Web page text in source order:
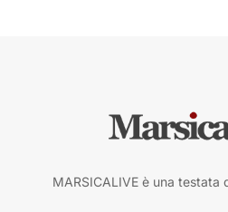
MARSICALIVE è una testata